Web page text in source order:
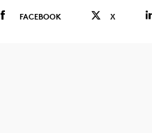
FACEBOOK X